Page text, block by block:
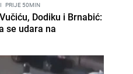
I PRIJE 50MIN
Dodiku i Brnabić:
se udara na